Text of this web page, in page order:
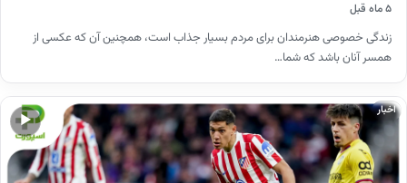
۵ ماه قبل
زندگی خصوصی هنرمندان برای مردم بسیار جذاب است، همچنین آن که عکسی از
همسر آنان باشد که شما…
▶
اخبار